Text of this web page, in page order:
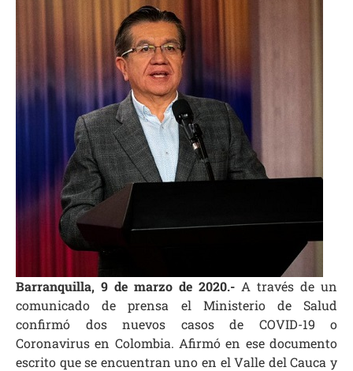
Barranquilla, 9 de marzo de 2020.- A través de un
comunicado de prensa el Ministerio de Salud
confirmó dos nuevos casos de COVID-19 o
Coronavirus en Colombia. Afirmó en ese documento
escrito que se encuentran uno en el Valle del Cauca y